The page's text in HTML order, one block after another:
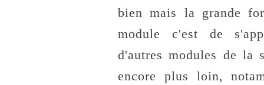
bien mais la grande
module c'est de
d'autres modules de la
encore plus loin,